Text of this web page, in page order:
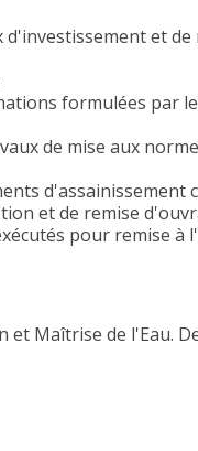
et
formulées par
de mise aux
d'assainissement
et de remise
pour remise à
et Maîtrise de l'Eau.